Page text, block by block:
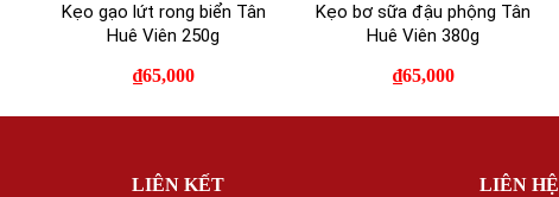
Kẹo gạo lứt rong biển Tân
Huê Viên 250g
₫65,000
Kẹo bơ sữa đậu phộng Tân
Huê Viên 380g
₫65,000
LIÊN KẾT LIÊN HỆ